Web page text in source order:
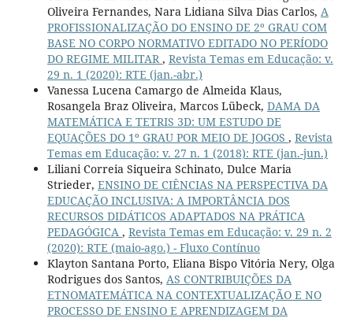
Oliveira Fernandes, Nara Lidiana Silva Dias Carlos, A
PROFISSIONALIZAÇÃO DO ENSINO DE 2º GRAU COM
BASE NO CORPO NORMATIVO EDITADO NO PERÍODO
DO REGIME MILITAR, Revista Temas em Educação: v.
29 n. 1 (2020): RTE (jan.-abr.)
Vanessa Lucena Camargo de Almeida Klaus,
Rosangela Braz Oliveira, Marcos Lübeck, DAMA DA
MATEMÁTICA E TETRIS 3D: UM ESTUDO DE
EQUAÇÕES DO 1º GRAU POR MEIO DE JOGOS , Revista
Temas em Educação: v. 27 n. 1 (2018): RTE (jan.-jun.)
Liliani Correia Siqueira Schinato, Dulce Maria
Strieder, ENSINO DE CIÊNCIAS NA PERSPECTIVA DA
EDUCAÇÃO INCLUSIVA: A IMPORTÂNCIA DOS
RECURSOS DIDÁTICOS ADAPTADOS NA PRÁTICA
PEDAGÓGICA , Revista Temas em Educação: v. 29 n. 2
(2020): RTE (maio-ago.) - Fluxo Contínuo
Klayton Santana Porto, Eliana Bispo Vitória Nery, Olga
Rodrigues dos Santos, AS CONTRIBUIÇÕES DA
ETNOMATEMÁTICA NA CONTEXTUALIZAÇÃO E NO
PROCESSO DE ENSINO E APRENDIZAGEM DA